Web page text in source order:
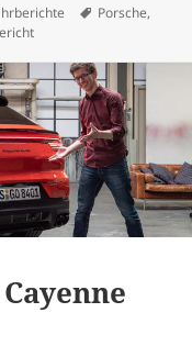
Schlagwörter
Porsche,